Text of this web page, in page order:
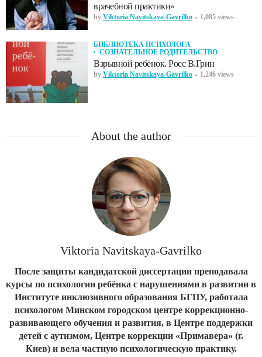
врачебной практики»
by Viktoria Navitskaya-Gavrilko 1,085 views
БИБЛИОТЕКА ПСИХОЛОГА
СОЗНАТЕЛЬНОЕ РОДИТЕЛЬСТВО
Взрывной ребёнок. Росс В.Грин
by Viktoria Navitskaya-Gavrilko 1,246 views
About the author
Viktoria Navitskaya-Gavrilko
После защиты кандидатской диссертации преподавала
курсы по психологии ребёнка с нарушениями в развитии в
Институте инклюзивного образования БГПУ, работала
психологом Минском городском центре коррекционно-
развивающего обучения и развития, в Центре поддержки
детей с аутизмом, Центре коррекции «Примавера» (г.
Киев) и вела частную психологическую практику.